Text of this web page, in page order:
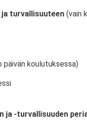
turvallisuuteen (vain
päivän koulutuksessa)
ja -turvallisuuden